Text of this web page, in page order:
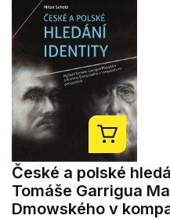
České a polské
Tomáše Garrigua
Dmowského v